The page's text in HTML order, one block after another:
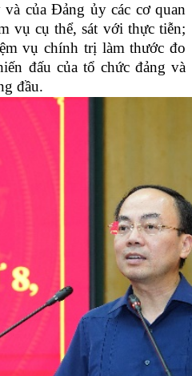
của Đảng ủy các cơ quan
vụ cụ thể, sát với thực tiễn;
vụ chính trị làm thước đo
đấu của tổ chức đảng và
đầu.